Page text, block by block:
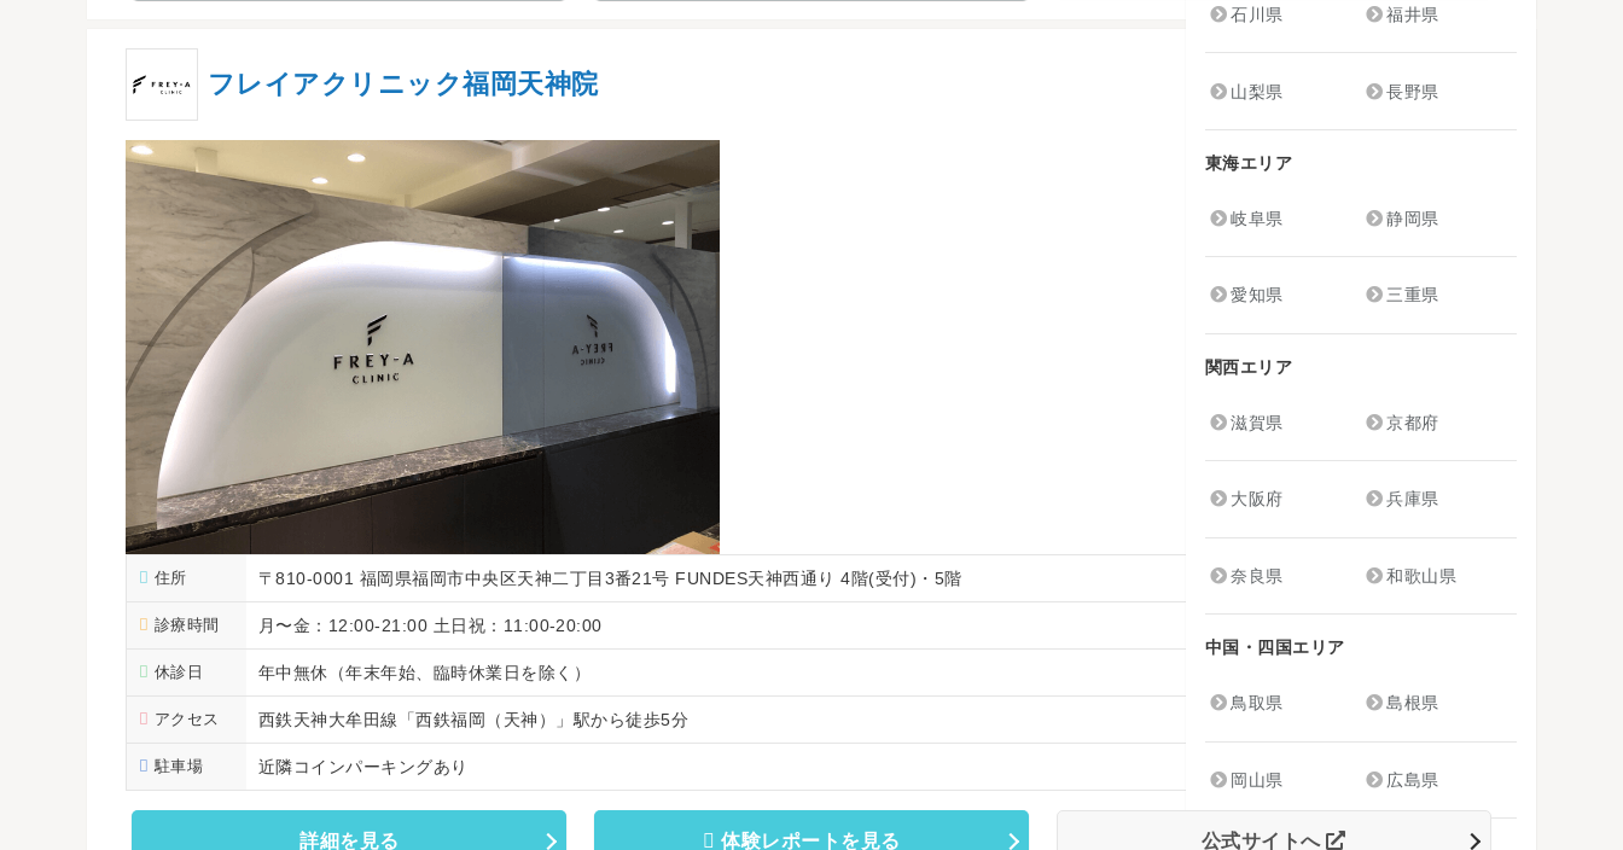
フレイアクリニック福岡天神院
住所 〒810-0001 福岡県福岡市中央区天神二丁目3番21号 FUNDES天神西通り 4階(受付)・5階
診療時間 月〜金：12:00-21:00 土日祝：11:00-20:00
休診日 年中無休（年末年始、臨時休業日を除く）
アクセス 西鉄天神大牟田線「西鉄福岡（天神）」駅から徒歩5分
駐車場 近隣コインパーキングあり
詳細を見る 体験レポートを見る 公式サイトへ
石川県 福井県
山梨県 長野県
東海エリア
岐阜県 静岡県
愛知県 三重県
関西エリア
滋賀県 京都府
大阪府 兵庫県
奈良県 和歌山県
中国・四国エリア
鳥取県 島根県
岡山県 広島県